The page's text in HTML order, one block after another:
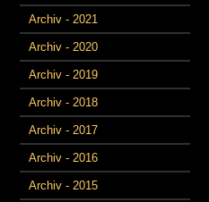
Archiv - 2021
Archiv - 2020
Archiv - 2019
Archiv - 2018
Archiv - 2017
Archiv - 2016
Archiv - 2015